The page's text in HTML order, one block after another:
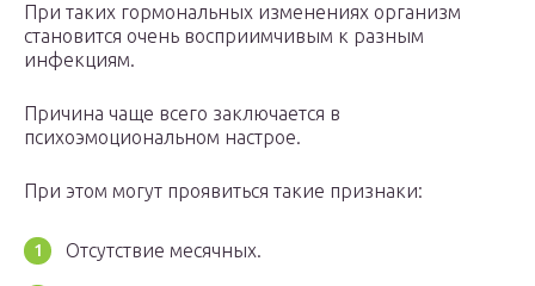
При таких гормональных изменениях организм
становится очень восприимчивым к разным
инфекциям.
Причина чаще всего заключается в
психоэмоциональном настрое.
При этом могут проявиться такие признаки:
Отсутствие месячных.